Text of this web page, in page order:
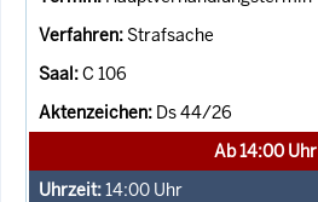
Strafsache
C 106
Ds 44/26
Ab 14:00 Uhr
14:00 Uhr